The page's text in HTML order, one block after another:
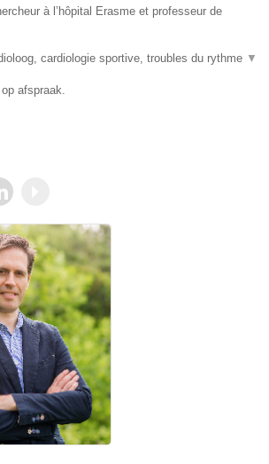
à l’hôpital Erasme et professeur de
cardiologie sportive, troubles du rythme ▼
afspraak.